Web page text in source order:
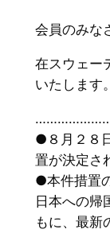
会員のみな
在スウェー
いたします。
●８月２８
置が決定さ
●本件措置
日本への帰
もに、 最新